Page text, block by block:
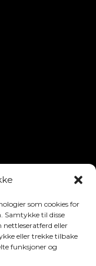
som cookies for
Samtykke til disse
nettleseratferd eller
eller trekke tilbake
funksjoner og